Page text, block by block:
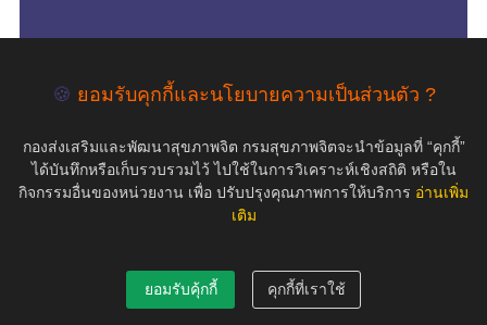
🍪 ยอมรับคุกกี้และนโยบายความเป็นส่วนตัว ?
กองส่งเสริมและพัฒนาสุขภาพจิต กรมสุขภาพจิตจะนำข้อมูลที่ “คุกกี้”
ได้บันทึกหรือเก็บรวบรวมไว้ ไปใช้ในการวิเคราะห์เชิงสถิติ หรือใน
กิจกรรมอื่นของหน่วยงาน เพื่อ ปรับปรุงคุณภาพการให้บริการ อ่านเพิ่ม
เติม
ยอมรับคุ้กกี้ คุกกี้ที่เราใช้